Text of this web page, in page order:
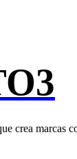
crea marcas